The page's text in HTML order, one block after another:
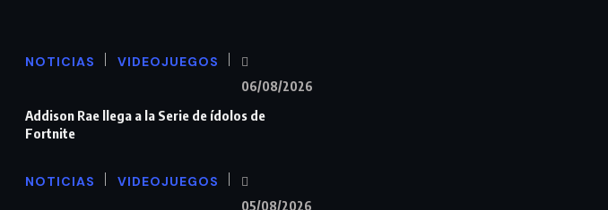
NOTICIAS VIDEOJUEGOS
06/08/2026
Addison Rae llega a la Serie de ídolos de
Fortnite
NOTICIAS VIDEOJUEGOS
05/08/2026